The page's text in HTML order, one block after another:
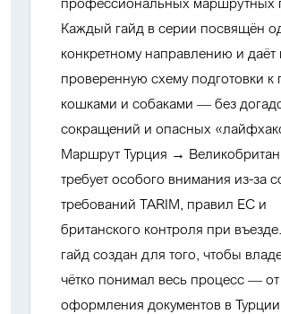
Каждый гайд в серии посвящён
конкретному направлению и
проверенную схему подготовки к
кошками и собаками — без
сокращений и опасных
МаршрутТурция →
требует особого внимания из-за
требований TARIM, правил ЕС и
британского контроля при
гайд создан для того, чтобы
чётко понимал весь процесс — от
оформления документов в